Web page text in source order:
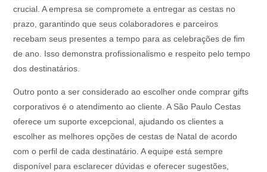
crucial. A empresa se compromete a entregar as cestas no
prazo, garantindo que seus colaboradores e parceiros
recebam seus presentes a tempo para as celebrações de fim
de ano. Isso demonstra profissionalismo e respeito pelo tempo
dos destinatários.
Outro ponto a ser considerado ao escolher onde comprar gifts
corporativos é o atendimento ao cliente. A São Paulo Cestas
oferece um suporte excepcional, ajudando os clientes a
escolher as melhores opções de cestas de Natal de acordo
com o perfil de cada destinatário. A equipe está sempre
disponível para esclarecer dúvidas e oferecer sugestões,